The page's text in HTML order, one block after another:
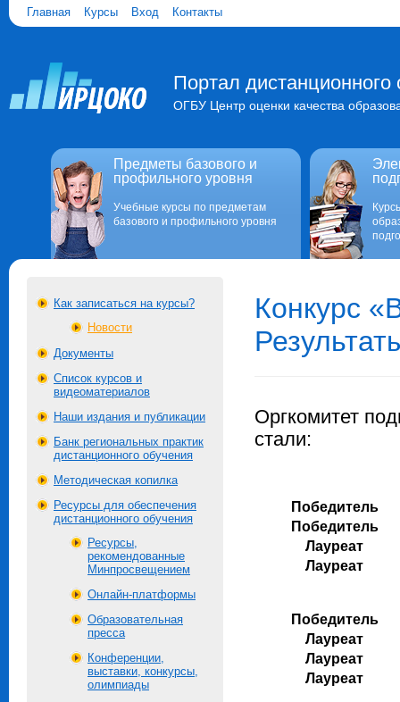
Главная Курсы Вход Контакты
Портал
ОГБУ Центр оценки качества
Предметы базового и
профильного уровня
Учебные курсы по предметам
базового и профильного уровня
Как записаться на курсы?
Новости
Документы
Список курсов и
видеоматериалов
Наши издания и публикации
Банк региональных практик
дистанционного обучения
Методическая копилка
Ресурсы для обеспечения
дистанционного обучения
Ресурсы,
рекомендованные
Минпросвещением
Онлайн-платформы
Образовательная
пресса
Конференции,
выставки, конкурсы,
олимпиады
Конкурс
Оргкомитет
стали:
Победитель
Победитель
Лауреат
Лауреат
Победитель
Лауреат
Лауреат
Лауреат